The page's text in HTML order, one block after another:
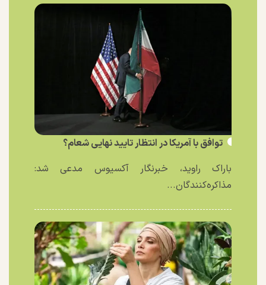
توافق با آمریکا در انتظار تایید نهایی شعام؟
باراک راوید، خبرنگار آکسیوس مدعی شد:
مذاکره‌کنندگان...